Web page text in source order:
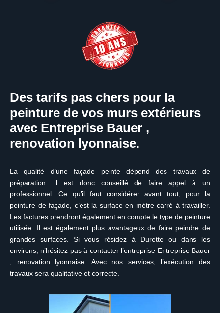
Des tarifs pas chers pour la
peinture de vos murs extérieurs
avec Entreprise Bauer ,
renovation lyonnaise.
La qualité d’une façade peinte dépend des travaux de
préparation. Il est donc conseillé de faire appel à un
professionnel. Ce qu’il faut considérer avant tout, pour la
peinture de façade, c’est la surface en mètre carré à travailler.
Les factures prendront également en compte le type de peinture
utilisée. Il est également plus avantageux de faire peindre de
grandes surfaces. Si vous résidez à Durette ou dans les
environs, n’hésitez pas à contacter l’entreprise Entreprise Bauer
, renovation lyonnaise. Avec nos services, l’exécution des
travaux sera qualitative et correcte.